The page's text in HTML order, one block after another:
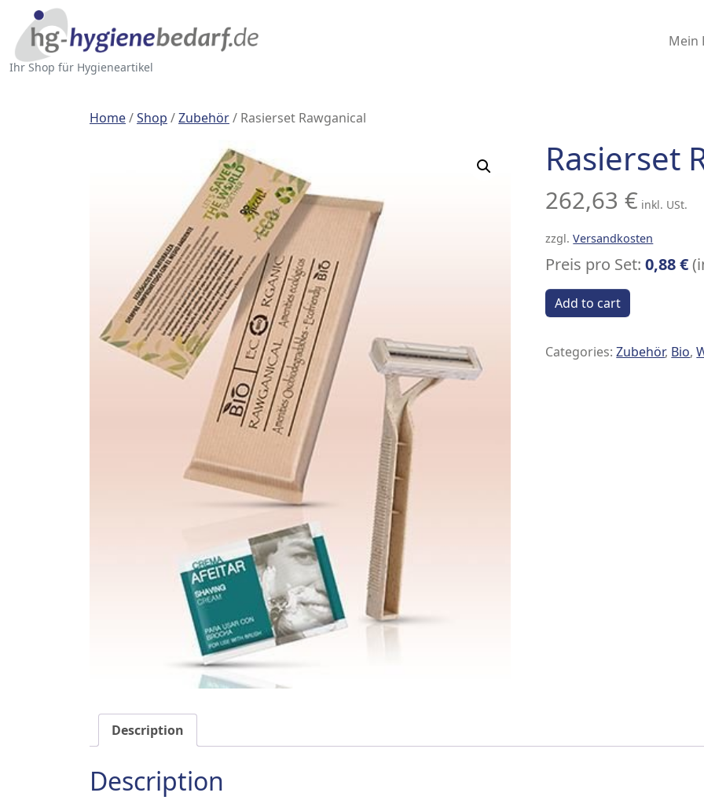
Ihr Shop für Hygieneartikel
Mein
Home/Shop /Zubehör/ Rasierset Rawganical
Rasierset
262,63€ inkl. USt.
zzgl.Versandkosten
Preis pro Set: 0,88 €
Add to cart
Categories:Zubehör, Bio,
Description
Description